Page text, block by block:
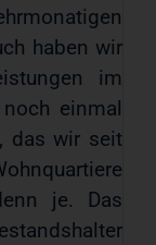
haben wir
im
einmal
das wir seit
je. Das